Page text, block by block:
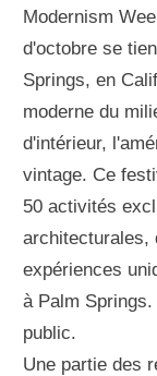
Modernism
d'octobre se
Springs, en
moderne du
d'intérieur,
vintage. Ce
50 activités
architecturales,
expériences
à Palm
public.
Une partie des